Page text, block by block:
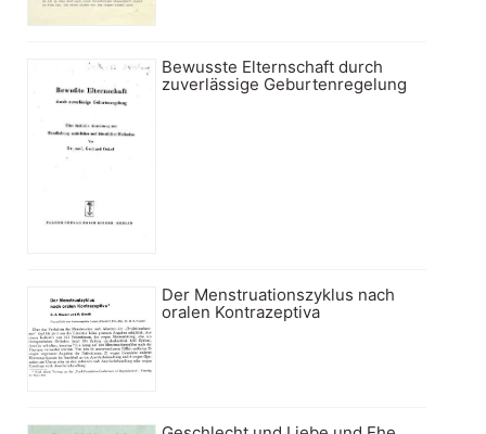
Bewusste Elternschaft durch
zuverlässige Geburtenregelung
Der Menstruationszyklus nach
oralen Kontrazeptiva